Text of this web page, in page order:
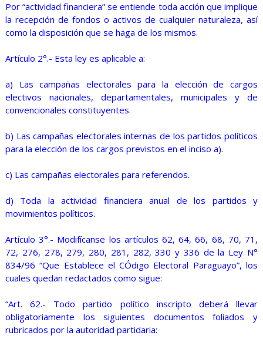
Por “actividad financiera” se entiende toda acción que implique
la recepción de fondos o activos de cualquier naturaleza, así
como la disposición que se haga de los mismos.
Artículo 2°.- Esta ley es aplicable a:
a) Las campañas electorales para la elección de cargos
electivos nacionales, departamentales, municipales y de
convencionales constituyentes.
b) Las campañas electorales internas de los partidos políticos
para la elección de los cargos previstos en el inciso a).
c) Las campañas electorales para referendos.
d) Toda la actividad financiera anual de los partidos y
movimientos políticos.
Artículo 3°.- Modifícanse los artículos 62, 64, 66, 68, 70, 71,
72, 276, 278, 279, 280, 281, 282, 330 y 336 de la Ley N°
834/96 “Que Establece el CÓdigo Electoral Paraguayo”, los
cuales quedan redactados como sigue:
“Art. 62.- Todo partido político inscripto deberá llevar
obligatoriamente los siguientes documentos foliados y
rubricados por la autoridad partidaria: